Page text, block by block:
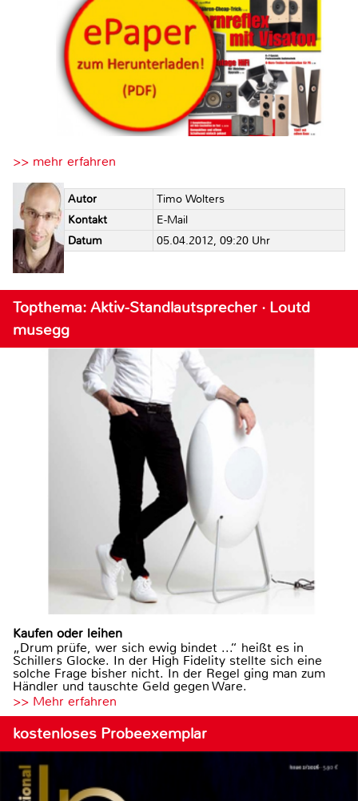
>> mehr erfahren
Autor
Timo Wolters
Kontakt
E-Mail
Datum
05.04.2012, 09:20 Uhr
Topthema: Aktiv-Standlautsprecher · Loutd
musegg
Kaufen oder leihen
„Drum prüfe, wer sich ewig bindet ...“ heißt es in
Schillers Glocke. In der High Fidelity stellte sich eine
solche Frage bisher nicht. In der Regel ging man zum
Händler und tauschte Geld gegen Ware.
>> Mehr erfahren
kostenloses Probeexemplar